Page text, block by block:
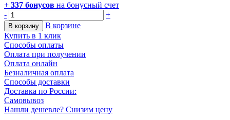
+ 337 бонусов на бонусный счет
-
+
В корзину
В корзине
Купить в 1 клик
Способы оплаты
Оплата при получении
Оплата онлайн
Безналичная оплата
Способы доставки
Доставка по России:
Самовывоз
Нашли дешевле? Снизим цену